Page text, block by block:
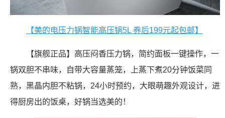
【美的电压力锅智能高压锅5L 券后199元起包邮】
【旗舰正品】高压闷香压力锅，简约面板一键操作，一
锅双胆不串味，自带大容量蒸笼，上蒸下煮20分钟饭菜同
熟，黑晶内胆不粘锅，24小时预约，大眼萌趣外观设计，进
得厨房出的饭桌，好锅当选美的！